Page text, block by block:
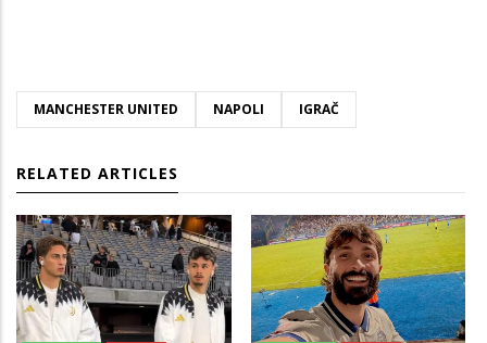
MANCHESTER UNITED NAPOLI IGRAČ
RELATED ARTICLES